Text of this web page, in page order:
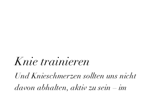
Knie trainieren
Und Knieschmerzen sollten uns nicht
davon abhalten, aktiv zu sein – im